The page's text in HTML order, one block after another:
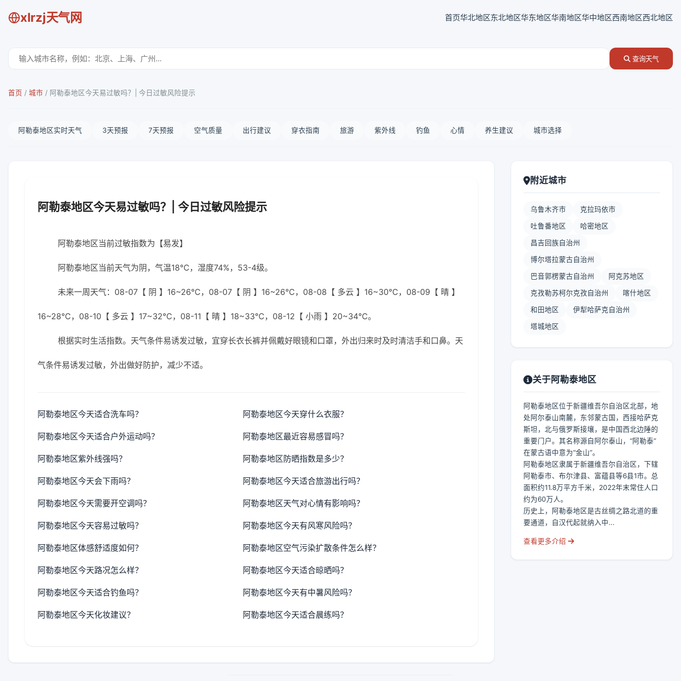
xlrzj天气网 首页华北地区东北地区华东地区华南地区华中地区西南地区西北地区
查询天气
首页 / 城市 / 阿勒泰地区今天易过敏吗？| 今日过敏风险提示
阿勒泰地区实时天气 3天预报 7天预报 空气质量 出行建议 穿衣指南 旅游 紫外线 钓鱼 心情 养生建议 城市选择
阿勒泰地区今天易过敏吗？| 今日过敏风险提示
阿勒泰地区当前过敏指数为【易发】
阿勒泰地区当前天气为阴，气温18℃，湿度74%，53-4级。
未来一周天气：08-07【 阴 】16~26℃，08-07【 阴 】16~26℃，08-08【 多云 】16~30℃，08-09【 晴 】
16~28℃，08-10【 多云 】17~32℃，08-11【 晴 】18~33℃，08-12【 小雨 】20~34℃。
根据实时生活指数。天气条件易诱发过敏，宜穿长衣长裤并佩戴好眼镜和口罩，外出归来时及时清洁手和口鼻。天
气条件易诱发过敏，外出做好防护，减少不适。
阿勒泰地区今天适合洗车吗？ 阿勒泰地区今天穿什么衣服？
阿勒泰地区今天适合户外运动吗？ 阿勒泰地区最近容易感冒吗？
阿勒泰地区紫外线强吗？ 阿勒泰地区防晒指数是多少？
阿勒泰地区今天会下雨吗？ 阿勒泰地区今天适合旅游出行吗？
阿勒泰地区今天需要开空调吗？ 阿勒泰地区天气对心情有影响吗？
阿勒泰地区今天容易过敏吗？ 阿勒泰地区今天有风寒风险吗？
阿勒泰地区体感舒适度如何？ 阿勒泰地区空气污染扩散条件怎么样？
阿勒泰地区今天路况怎么样？ 阿勒泰地区今天适合晾晒吗？
阿勒泰地区今天适合钓鱼吗？ 阿勒泰地区今天有中暑风险吗？
阿勒泰地区今天化妆建议？ 阿勒泰地区今天适合晨练吗？
附近城市
乌鲁木齐市 克拉玛依市
吐鲁番地区 哈密地区
昌吉回族自治州
博尔塔拉蒙古自治州
巴音郭楞蒙古自治州 阿克苏地区
克孜勒苏柯尔克孜自治州 喀什地区
和田地区 伊犁哈萨克自治州
塔城地区
关于阿勒泰地区
阿勒泰地区位于新疆维吾尔自治区北部，地
处阿尔泰山南麓，东邻蒙古国，西接哈萨克
斯坦，北与俄罗斯接壤，是中国西北边陲的
重要门户。其名称源自阿尔泰山，“阿勒泰”
在蒙古语中意为“金山”。
阿勒泰地区隶属于新疆维吾尔自治区，下辖
阿勒泰市、布尔津县、富蕴县等6县1市。总
面积约11.8万平方千米，2022年末常住人口
约为60万人。
历史上，阿勒泰地区是古丝绸之路北道的重
要通道，自汉代起就纳入中...
查看更多介绍